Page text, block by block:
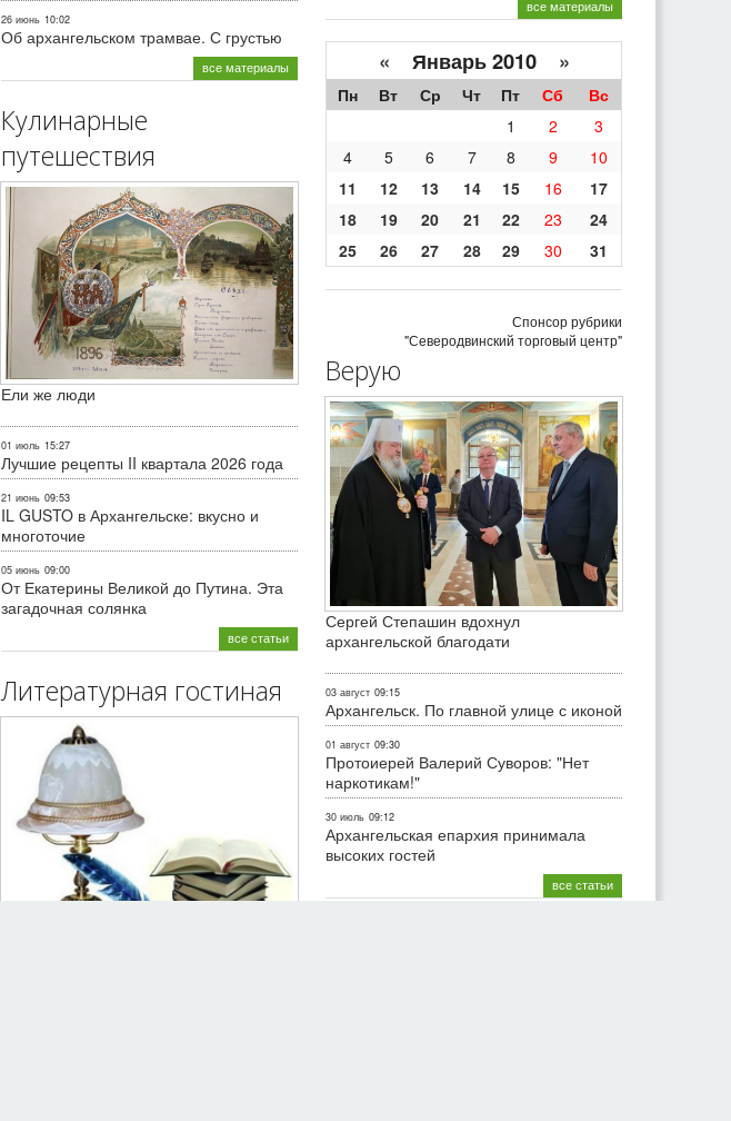
26 июнь 10:02
Об архангельском трамвае. С грустью
все материалы
Кулинарные
путешествия
Ели же люди
01 июль 15:27
Лучшие рецепты II квартала 2026 года
21 июнь 09:53
IL GUSTO в Архангельске: вкусно и
многоточие
05 июнь 09:00
От Екатерины Великой до Путина. Эта
загадочная солянка
все статьи
Литературная гостиная
все материалы
« Январь 2010 »
Пн Вт Ср Чт Пт Сб
Вс
1
2
3
4
5 6 7 8 9
10
11
12 13 14 15 16
17
18
19 20 21 22 23
24
25
26 27 28 29 30 31
Спонсор рубрики
"Северодвинский торговый центр"
Верую
Сергей Степашин вдохнул
архангельской благодати
03 август 09:15
Архангельск. По главной улице с иконой
01 август 09:30
Протоиерей Валерий Суворов: "Нет
наркотикам!"
30 июль 09:12
Архангельская епархия принимала
высоких гостей
все статьи